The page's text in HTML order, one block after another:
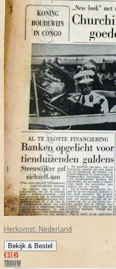
Herkomst: Nederland
Bekijk & Bestel
€ 57,45
TROUW